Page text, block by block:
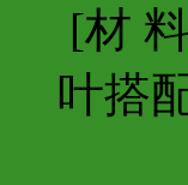
[材
叶搭